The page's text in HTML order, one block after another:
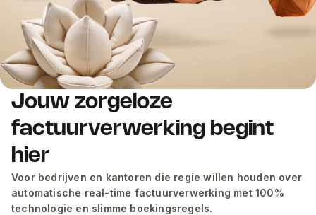
Jouw zorgeloze
factuurverwerking begint
hier
Voor bedrijven en kantoren die regie willen houden over
automatische real-time factuurverwerking met 100%
technologie en slimme boekingsregels.